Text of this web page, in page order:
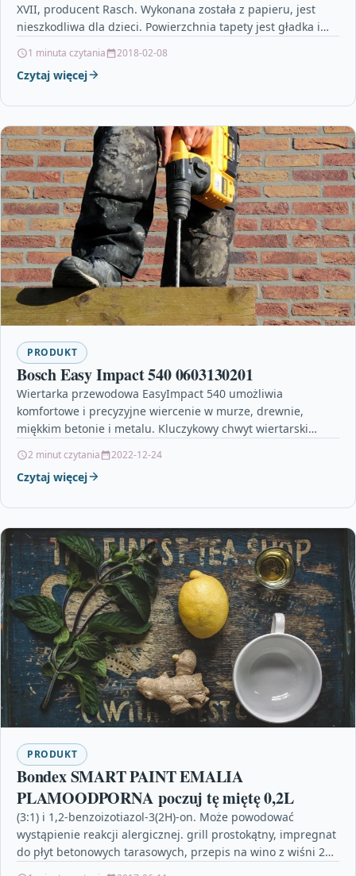
XVII, producent Rasch. Wykonana została z papieru, jest
nieszkodliwa dla dzieci. Powierzchnia tapety jest gładka i…
1 minuta czytania 2018-02-08
Czytaj więcej
PRODUKT
Bosch Easy Impact 540 0603130201
Wiertarka przewodowa EasyImpact 540 umożliwia
komfortowe i precyzyjne wiercenie w murze, drewnie,
miękkim betonie i metalu. Kluczykowy chwyt wiertarski
2 minut czytania 2022-12-24
Czytaj więcej
PRODUKT
Bondex SMART PAINT EMALIA
PLAMOODPORNA poczuj tę miętę 0,2L
(3:1) i 1,2-benzoizotiazol-3(2H)-on. Może powodować
wystąpienie reakcji alergicznej. grill prostokątny, impregnat
do płyt betonowych tarasowych, przepis na wino z wiśni 25l,